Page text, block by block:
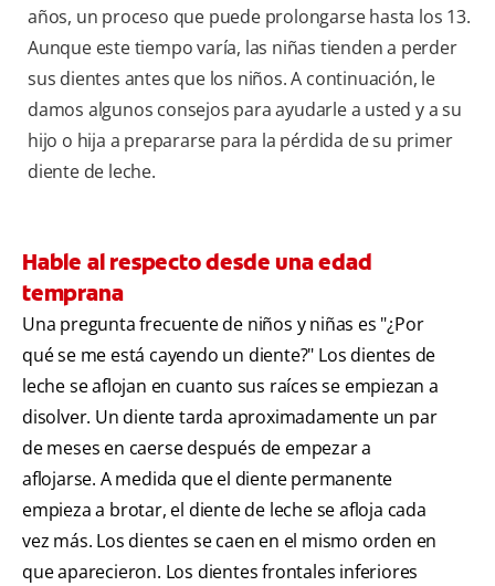
años, un proceso que puede prolongarse hasta los 13.
Aunque este tiempo varía, las niñas tienden a perder
sus dientes antes que los niños. A continuación, le
damos algunos consejos para ayudarle a usted y a su
hijo o hija a prepararse para la pérdida de su primer
diente de leche.
Hable al respecto desde una edad
temprana
Una pregunta frecuente de niños y niñas es "¿Por
qué se me está cayendo un diente?" Los dientes de
leche se aflojan en cuanto sus raíces se empiezan a
disolver. Un diente tarda aproximadamente un par
de meses en caerse después de empezar a
aflojarse. A medida que el diente permanente
empieza a brotar, el diente de leche se afloja cada
vez más. Los dientes se caen en el mismo orden en
que aparecieron. Los dientes frontales inferiores